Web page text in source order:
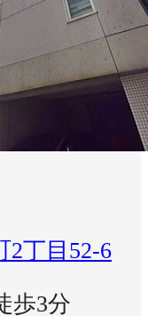
2丁目52-6
歩3分